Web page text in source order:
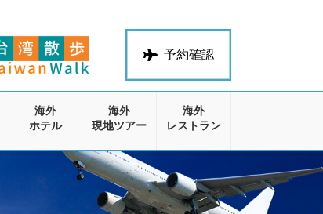
予約確認
海外
ホテル
海外
現地ツアー
海外
レストラン